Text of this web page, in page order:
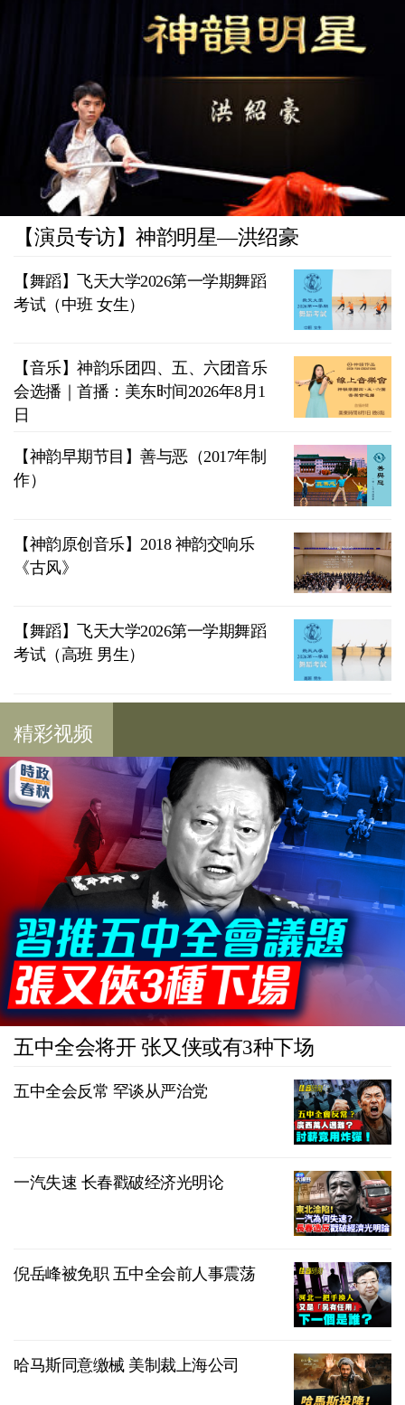
【演员专访】神韵明星—洪绍豪
【舞蹈】飞天大学2026第一学期舞蹈
考试（中班 女生）
【音乐】神韵乐团四、五、六团音乐
会选播｜首播：美东时间2026年8月1
日
【神韵早期节目】善与恶（2017年制
作）
【神韵原创音乐】2018 神韵交响乐
《古风》
【舞蹈】飞天大学2026第一学期舞蹈
考试（高班 男生）
精彩视频
五中全会将开 张又侠或有3种下场
五中全会反常 罕谈从严治党
一汽失速 长春戳破经济光明论
倪岳峰被免职 五中全会前人事震荡
哈马斯同意缴械 美制裁上海公司